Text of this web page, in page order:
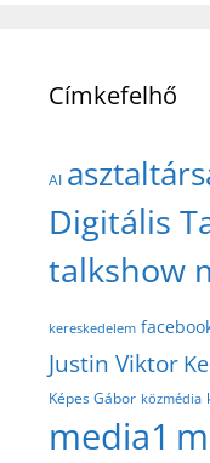
Címkefelhő
AI
Digitális
talkshow
kereskedelem
Justin Viktor
Képes Gábor közmédia
media1